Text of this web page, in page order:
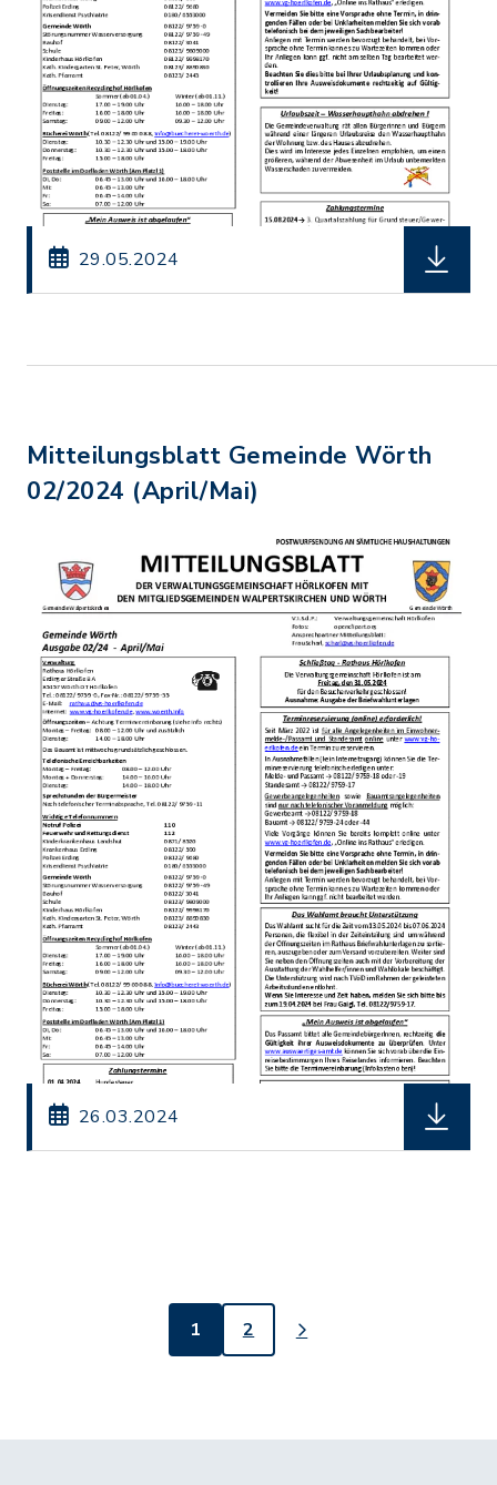
29.05.2024
Mitteilungsblatt Gemeinde Wörth
02/2024 (April/Mai)
26.03.2024
1 2